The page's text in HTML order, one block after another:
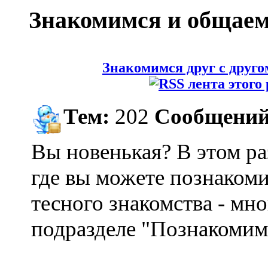
Знакомимся и
Знакомимся друг с
Тем: 202
Вы новенькая? В этом
где вы можете
тесного знакомства -
подразделе